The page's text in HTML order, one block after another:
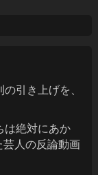
引き上げを、
は絶対にあか
人の反論動画